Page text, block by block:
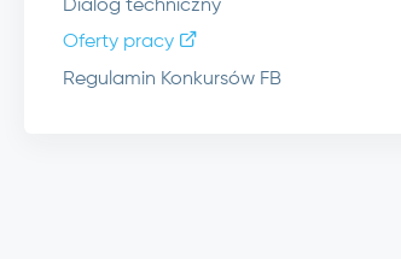
Dialog techniczny
Oferty pracy
Regulamin Konkursów FB